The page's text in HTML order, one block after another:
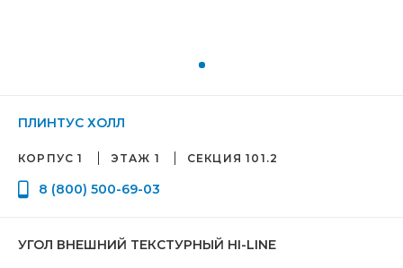
ПЛИНТУС ХОЛЛ
КОРПУС 1 ЭТАЖ 1 СЕКЦИЯ 101.2
8 (800) 500-69-03
УГОЛ ВНЕШНИЙ ТЕКСТУРНЫЙ HI-LINE